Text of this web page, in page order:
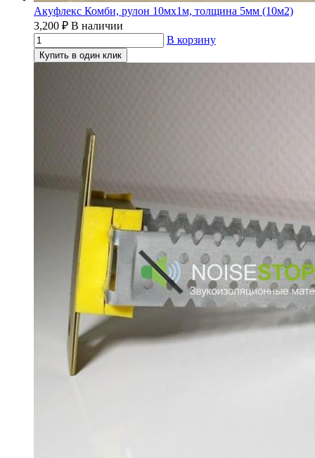
Акуфлекс Комби, рулон 10мх1м, толщина 5мм (10м2)
3,200 ₽ В наличии
В корзину
Купить в один клик